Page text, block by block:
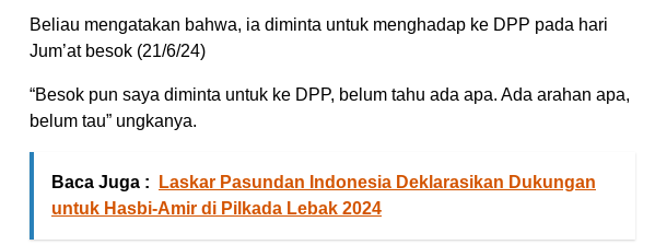
Beliau mengatakan bahwa, ia diminta untuk menghadap ke DPP pada hari
Jum’at besok (21/6/24)
“Besok pun saya diminta untuk ke DPP, belum tahu ada apa. Ada arahan apa,
belum tau” ungkanya.
Baca Juga :
Laskar Pasundan Indonesia Deklarasikan Dukungan
untuk Hasbi-Amir di Pilkada Lebak 2024